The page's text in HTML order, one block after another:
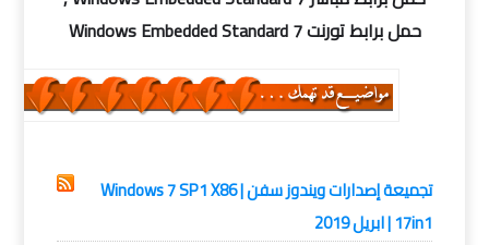
حمل برابط تورنت Windows Embedded Standard 7
تجميعة إصدارات ويندوز سفن | Windows 7 SP1 X86
17in1 | ابريل 2019